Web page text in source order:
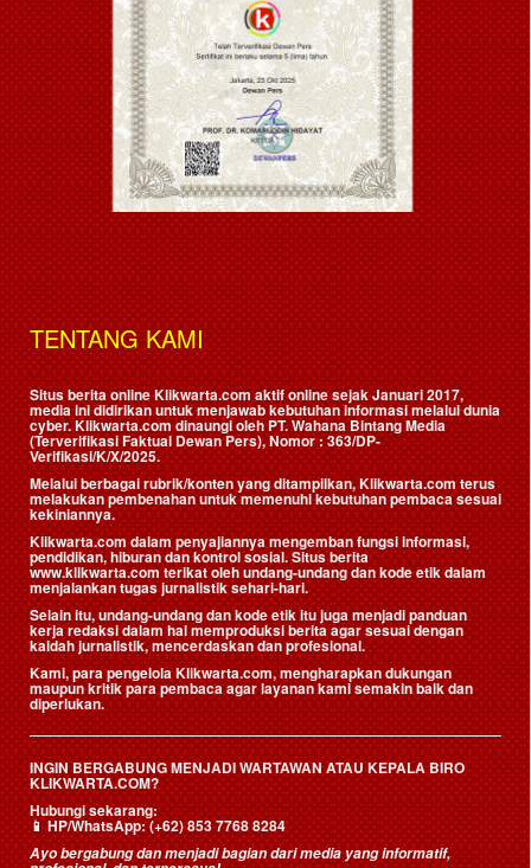
TENTANG KAMI
Situs berita online Klikwarta.com aktif online sejak Januari 2017,
media ini didirikan untuk menjawab kebutuhan informasi melalui dunia
cyber. Klikwarta.com dinaungi oleh PT. Wahana Bintang Media
(Terverifikasi Faktual Dewan Pers), Nomor : 363/DP-
Verifikasi/K/X/2025.
Melalui berbagai rubrik/konten yang ditampilkan, Klikwarta.com terus
melakukan pembenahan untuk memenuhi kebutuhan pembaca sesuai
kekiniannya.
Klikwarta.com dalam penyajiannya mengemban fungsi informasi,
pendidikan, hiburan dan kontrol sosial. Situs berita
www.klikwarta.com terikat oleh undang-undang dan kode etik dalam
menjalankan tugas jurnalistik sehari-hari.
Selain itu, undang-undang dan kode etik itu juga menjadi panduan
kerja redaksi dalam hal memproduksi berita agar sesuai dengan
kaidah jurnalistik, mencerdaskan dan profesional.
Kami, para pengelola Klikwarta.com, mengharapkan dukungan
maupun kritik para pembaca agar layanan kami semakin baik dan
diperlukan.
INGIN BERGABUNG MENJADI WARTAWAN ATAU KEPALA BIRO
KLIKWARTA.COM?
Hubungi sekarang:
📱HP/WhatsApp:(+62) 853 7768 8284
Ayo bergabung dan menjadi bagian dari media yang informatif,